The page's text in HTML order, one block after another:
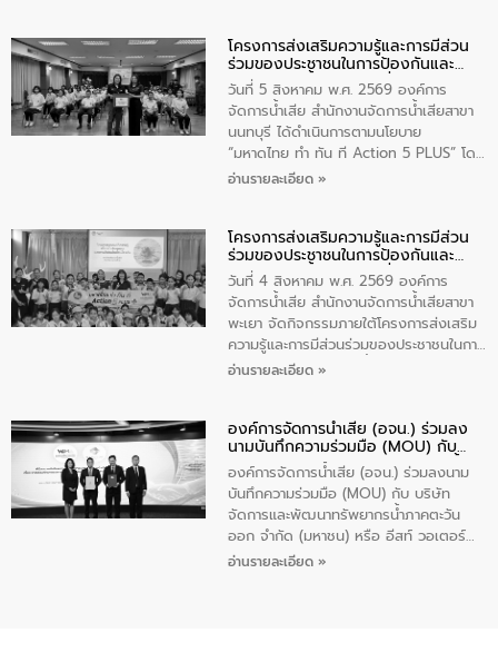
วัดสิงห์ จังหวัดชัยนาท โดยมีนายแสงชัย
สุขชื่น นายกเทศมนตรีตำบลวัดสิงห์ คณะผู้
บริหารเทศบาลตำบลวัดสิงห์ ผู้นำชุมชน และ
ประชาชนในพื้นที่เทศบาลตำบลวัดสิงก์ที่มี
ส่วนได้ส่วนเสียในโครงก่อสร้างศูนย์บริหาร
จัดการคุณภาพน้ำเทศบาลตำบลวัดสิงห์
จังหวัดชัยนาท ให้การต้อนรับ
โครงการส่งเสริมความรู้และการมีส่วน
ร่วมของประชาชนในการป้องกันและ
แก้ไขปัญหาน้ำเสียอย่างยั่งยืน
วันที่ 5 สิงหาคม พ.ศ. 2569 องค์การ
จัดการน้ำเสีย สำนักงานจัดการน้ำเสียสาขา
นนทบุรี ได้ดำเนินการตามนโยบาย
“มหาดไทย ทำ ทัน ที Action 5 PLUS” โดย
จัดโครงการส่งเสริมความรู้และการมีส่วน
“ชุมชนร่วมใจ น้ำใสยั่งยืน” ได้บรรยายให้
ความรู้เกี่ยวกับการจัดการน้ำเสียและการใช้
ถังดักไขมันให้แก่นักเรียนโรงเรียนวัดบ่อ
(นันทวิทยา) เทศบาลนครปากเกร็ด อำเภอ
ปากเกร็ด จังหวัดนนทบุรี จำนวน 30 คน
อ่านรายละเอียด »
โครงการส่งเสริมความรู้และการมีส่วน
ร่วมของประชาชนในการป้องกันและ
แก้ไขปัญหาน้ำเสียอย่างยั่งยืน
วันที่ 4 สิงหาคม พ.ศ. 2569 องค์การ
จัดการน้ำเสีย สำนักงานจัดการน้ำเสียสาขา
พะเยา จัดกิจกรรมภายใต้โครงการส่งเสริม
ความรู้และการมีส่วนร่วมของประชาชนในการ
ป้องกันและแก้ไขปัญหาน้ำเสียอย่างยั่งยืน
ชุมชนและการบำบัดน้ำเสียเบื้องต้น ให้กับ
นักเรียนชั้นประถมศึกษาปีที่ 5 โรงเรียน
เทศบาล 1 (พะเยาประชานุกูล) จำนวน 30
คน
อ่านรายละเอียด »
องค์การจัดการน้ำเสีย (อจน.) ร่วมลง
นามบันทึกความร่วมมือ (MOU) กับ
บริษัท จัดการและพัฒนาทรัพยากรน้ำ
ภาคตะวันออก จำกัด (มหาชน) หรือ อีส
ท์ วอเตอร์
องค์การจัดการน้ำเสีย (อจน.) ร่วมลงนาม
บันทึกความร่วมมือ (MOU) กับ บริษัท
จัดการและพัฒนาทรัพยากรน้ำภาคตะวัน
ออก จำกัด (มหาชน) หรือ อีสท์ วอเตอร์
เมื่อวันอังคารที่ 4 สิงหาคม 2569 ณ ห้อง
อ่านรายละเอียด »